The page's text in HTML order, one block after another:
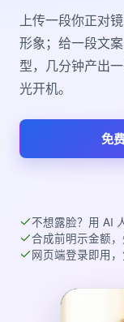
上传一段你正对
形象；给一段文
型，几分钟产出
光开机。
免
不想露脸？用 AI
合成前明示金额
网页端登录即用